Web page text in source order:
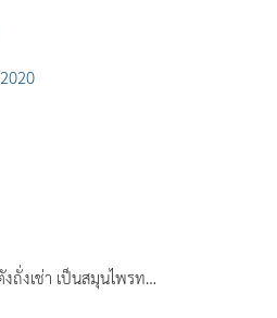
ถั่งเช่า เป็นสมุนไพรท…